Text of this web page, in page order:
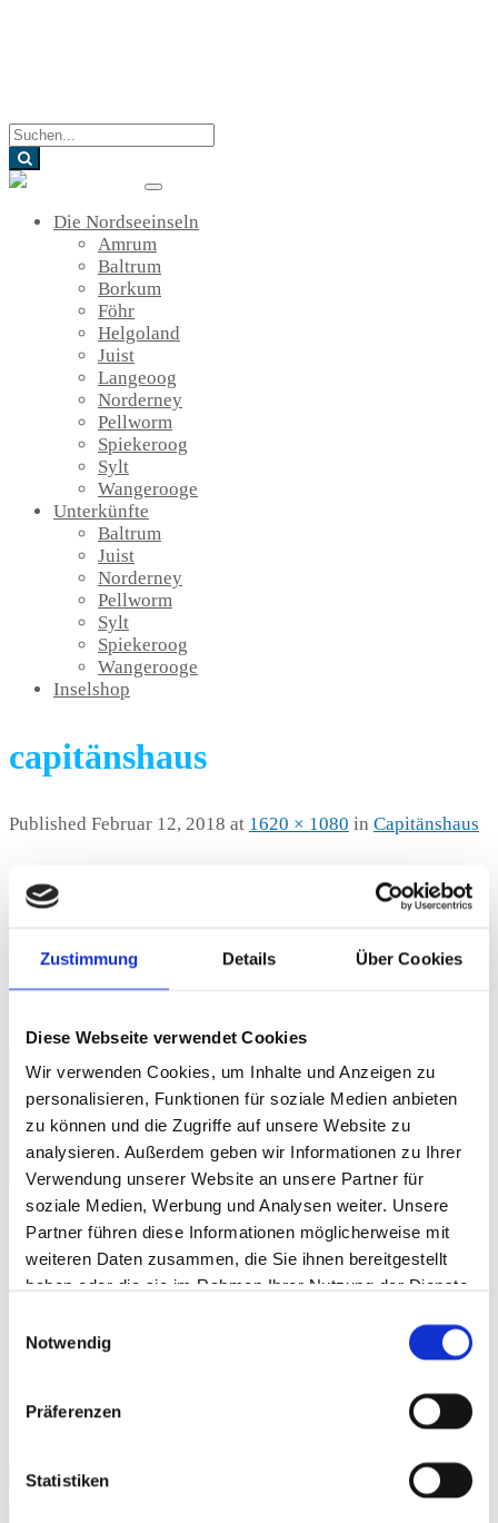
Zustimmung Details Über Cookies
Diese Webseite verwendet Cookies
Wir verwenden Cookies, um Inhalte und Anzeigen zu
personalisieren, Funktionen für soziale Medien anbieten
zu können und die Zugriffe auf unsere Website zu
analysieren. Außerdem geben wir Informationen zu Ihrer
Verwendung unserer Website an unsere Partner für
soziale Medien, Werbung und Analysen weiter. Unsere
Partner führen diese Informationen möglicherweise mit
weiteren Daten zusammen, die Sie ihnen bereitgestellt
haben oder die sie im Rahmen Ihrer Nutzung der Dienste
Notwendig
Präferenzen
Statistiken
Die Nordseeinseln
Amrum
Baltrum
Borkum
Föhr
Helgoland
Juist
Langeoog
Norderney
Pellworm
Spiekeroog
Sylt
Wangerooge
Unterkünfte
Baltrum
Juist
Norderney
Pellworm
Sylt
Spiekeroog
Wangerooge
Inselshop
capitänshaus
Published Februar 12, 2018 at 1620 × 1080 in Capitänshaus
Trackbacks are closed, but you can post a comment.
Deine E-Mail-Adresse wird nicht veröffentlicht.
You may use these HTML tags and attributes:
<a href="" title=""> <abbr title=""> <acronym title=""> <b> <blockquote
cite=""> <cite> <code> <del datetime=""> <em> <i> <q cite=""> <s>
Name*